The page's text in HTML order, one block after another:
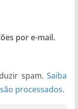
por e-mail.
spam.Saiba
processados.